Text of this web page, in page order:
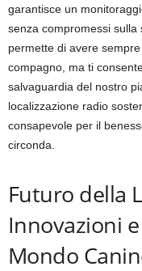
garantisce un
senza compromessi
permette di avere
compagno, ma ti
salvaguardia del nostro
localizzazione radio
consapevole per il
circonda.
Futuro della
Innovazioni
Mondo